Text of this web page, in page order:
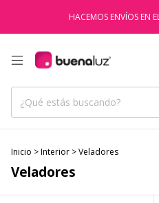
HACEMOS ENVÍOS EN
Inicio >Interior >Veladores
Veladores